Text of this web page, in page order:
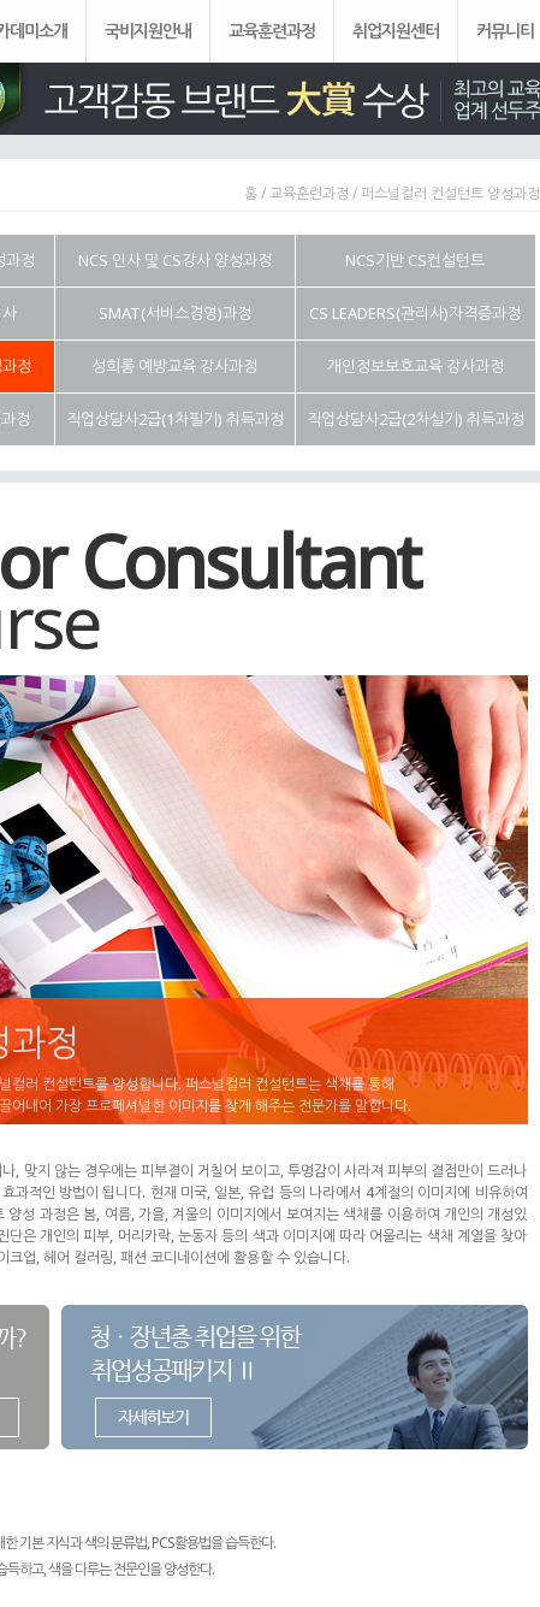
데미소개 국비지원안내 교육훈련과정 취업지원센터 커뮤니티
홈 / 교육훈련과정 / 퍼스널컬러 컨설턴트 양성과정
과정 NCS 인사 및 CS강사 양성과정 NCS기반 CS컨설턴트
SMAT(서비스경영)과정 CS LEADERS(관리사)자격증과정
정 성희롱 예방교육 강사과정 개인정보보호교육 강사과정
정 직업상담사2급(1차필기) 취득과정 직업상담사2급(2차실기) 취득과정
Consultant
정
러 컨설턴트를 양성합니다. 퍼스널컬러 컨설턴트는 색채를 통해
내어 가장 프로페셔널한 이미지를 찾게 해주는 전문가를 말합니다.
, 맞지 않는 경우에는 피부결이 거칠어 보이고, 투명감이 사라져 피부의 결점만이 드러나
과적인 방법이 됩니다. 현재 미국, 일본, 유럽 등의 나라에서 4계절의 이미지에 비유하여
성 과정은 봄, 여름, 가을, 겨울의 이미지에서 보여지는 색채를 이용하여 개인의 개성있
은 개인의 피부, 머리카락, 눈동자 등의 색과 이미지에 따라 어울리는 색채 계열을 찾아
업, 헤어 컬러링, 패션 코디네이션에 활용할 수 있습니다.
기본 지식과 색의 분류법, PCS활용법을 습득한다.
하고, 색을 다루는 전문인을 양성한다.